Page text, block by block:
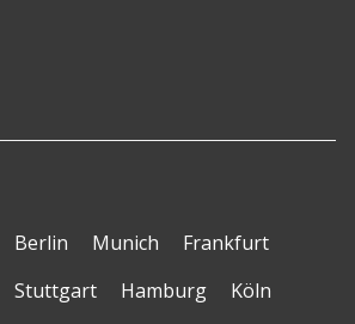
Berlin Munich
Frankfurt
Stuttgart
Hamburg
Köln